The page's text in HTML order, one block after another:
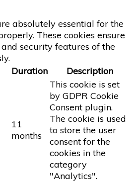
absolutely essential for the
These cookies ensure
security features of the
Duration Description
11
months
This cookie is set
by GDPR Cookie
Consent plugin.
The cookie is used
to store the user
consent for the
cookies in the
category
"Analytics".